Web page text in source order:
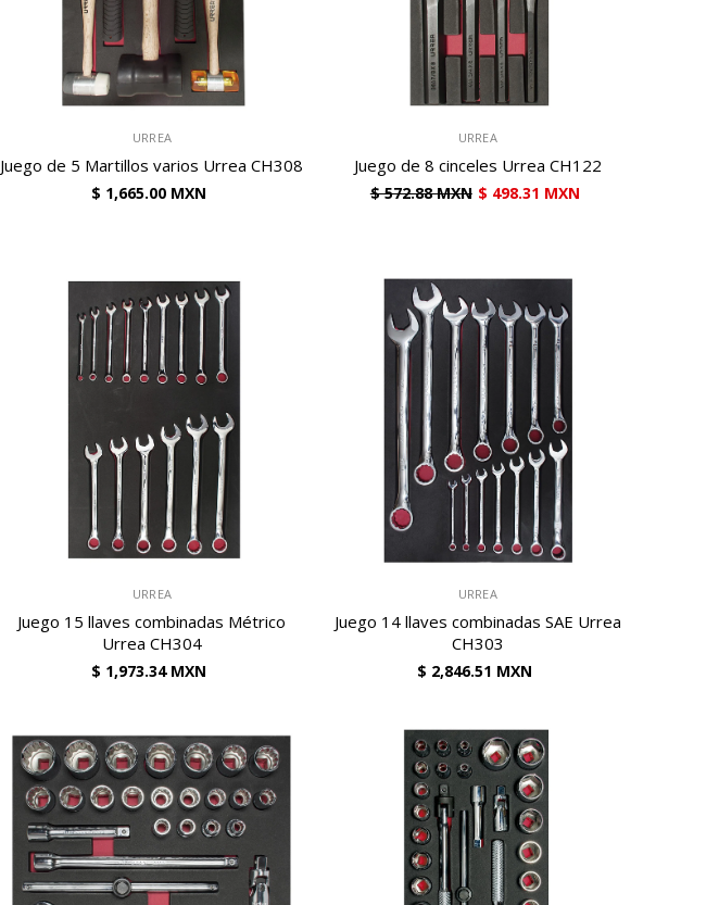
URREA
Juego de 5 Martillos varios Urrea CH308
$ 1,665.00 MXN
URREA
Juego de 8 cinceles Urrea CH122
$ 572.88 MXN $ 498.31 MXN
URREA
Juego 15 llaves combinadas Métrico
Urrea CH304
$ 1,973.34 MXN
URREA
Juego 14 llaves combinadas SAE Urrea
CH303
$ 2,846.51 MXN